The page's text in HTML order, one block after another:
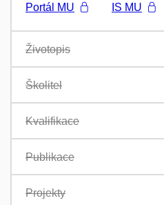
Portál MU
IS MU
Životopis
Školitel
Kvalifikace
Publikace
Projekty